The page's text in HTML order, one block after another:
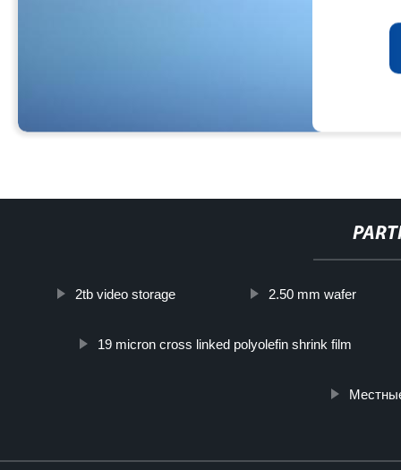
2tb video storage 2.50 mm wafer
19 micron cross linked polyolefin shrink film